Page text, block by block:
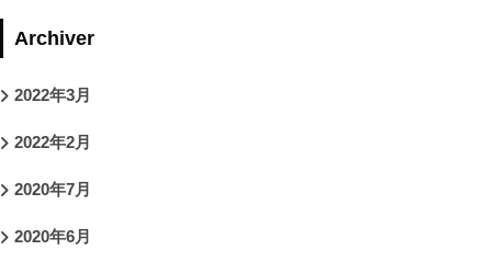
Archiver
2022年3月
2022年2月
2020年7月
2020年6月